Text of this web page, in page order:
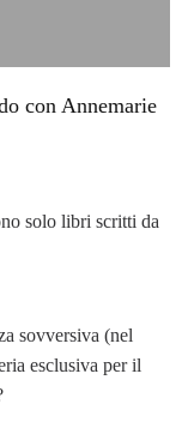
con Annemarie
solo libri scritti da
sovversiva (nel
esclusiva per il